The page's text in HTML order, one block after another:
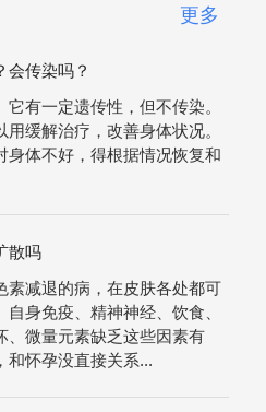
更多
会传染吗？
有一定遗传性，但不传染。
缓解治疗，改善身体状况。
身体不好，得根据情况恢复和
散吗
素减退的病，在皮肤各处都可
身免疫、精神神经、饮食、
、微量元素缺乏这些因素有
和怀孕没直接关系...